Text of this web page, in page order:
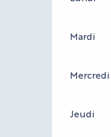
Mardi
Mercredi
Jeudi